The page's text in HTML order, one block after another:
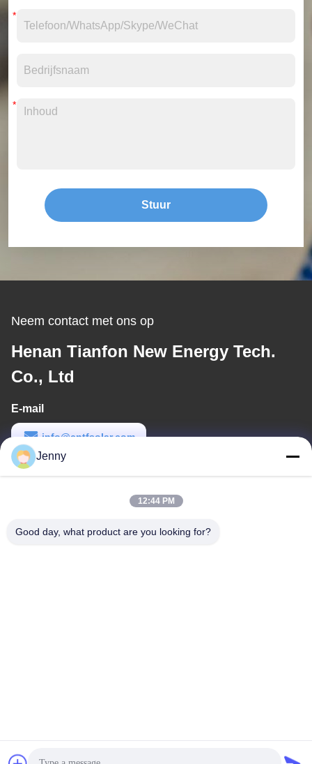
Stuur
Neem contact met ons op
Henan Tianfon New Energy Tech.
Co., Ltd
E-mail
info@cntfsolar.com
Werktijd
Jenny
12:44 PM
Good day, what product are you looking for?